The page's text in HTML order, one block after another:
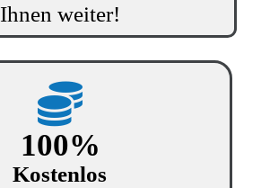
Ihnen weiter!
100%
Kostenlos